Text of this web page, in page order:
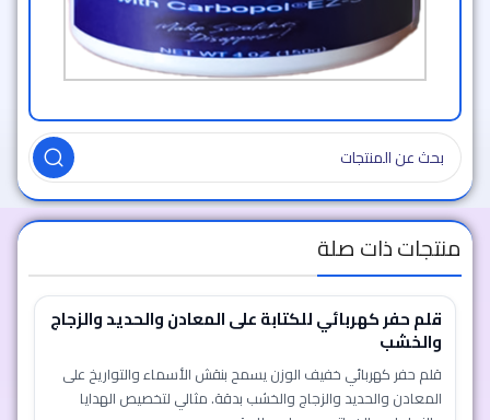
منتجات ذات صلة
قلم حفر كهربائي للكتابة على المعادن والحديد والزجاج
والخشب
قلم حفر كهربائي خفيف الوزن يسمح بنقش الأسماء والتواريخ على
المعادن والحديد والزجاج والخشب بدقة. مثالي لتخصيص الهدايا